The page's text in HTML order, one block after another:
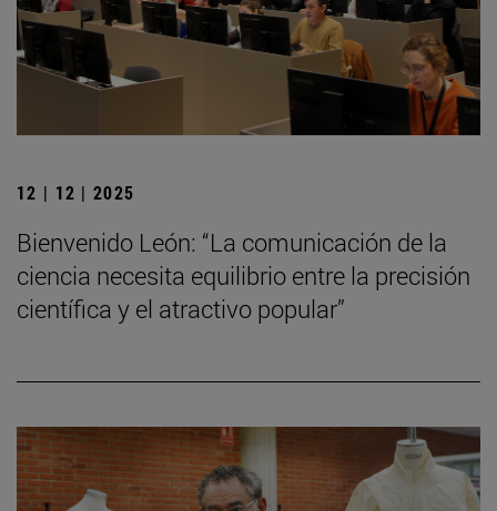
12 | 12 | 2025
Bienvenido León: “La comunicación de la
ciencia necesita equilibrio entre la precisión
científica y el atractivo popular”